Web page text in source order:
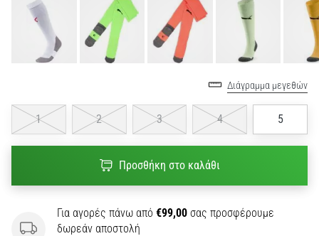
Διάγραμμα μεγεθών
1 2 3 4 5
Προσθήκη στο καλάθι
Για αγορές πάνω από €99,00 σας προσφέρουμε
δωρεάν αποστολή